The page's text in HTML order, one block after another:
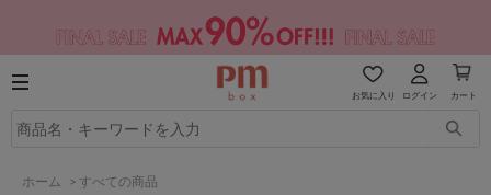
お気に入り ログイン カート
ホーム > すべての商品